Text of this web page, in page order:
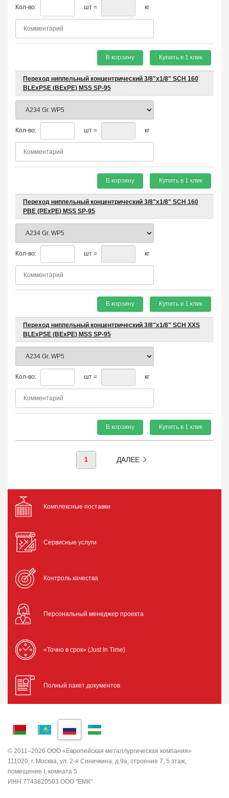
Кол-во: шт = кг
В корзину Купить в 1 клик
Переход ниппельный концентрический 3/8"х1/8" SCH 160
BLEхPSE (BEхPE) MSS SP-95
Кол-во: шт = кг
В корзину Купить в 1 клик
Переход ниппельный концентрический 3/8"х1/8" SCH 160
PBE (PEхPE) MSS SP-95
Кол-во: шт = кг
В корзину Купить в 1 клик
Переход ниппельный концентрический 3/8"х1/8" SCH XXS
BLEхPSE (BEхPE) MSS SP-95
Кол-во: шт = кг
В корзину Купить в 1 клик
1 ДАЛЕЕ
Комплексные поставки
Сервисные услуги
Контроль качества
Персональный менеджер проекта
«Точно в срок» (Just In Time)
Полный пакет документов
© 2011–2026 ООО «Европейская металлургическая компания»
111020, г. Москва, ул. 2-я Синичкина, д.9а, строение 7, 5 этаж,
помещение I, комната 5
ИНН 7743820503 ООО "ЕМК"